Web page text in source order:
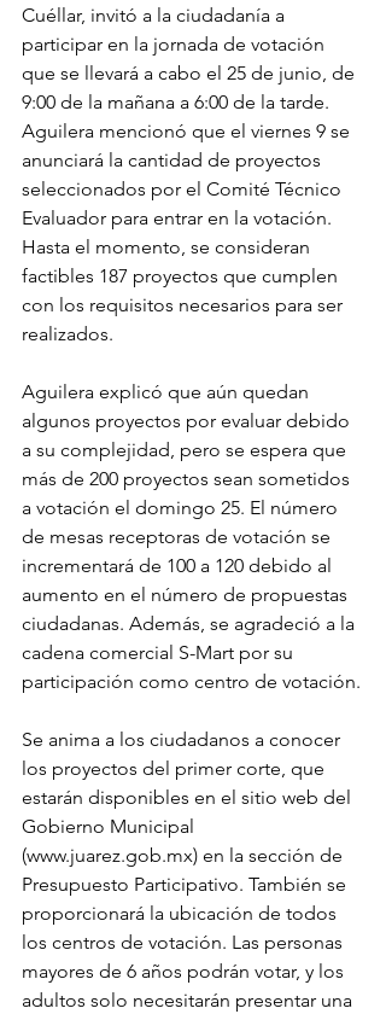
Cuéllar, invitó a la ciudadanía a
participar en la jornada de votación
que se llevará a cabo el 25 de junio, de
9:00 de la mañana a 6:00 de la tarde.
Aguilera mencionó que el viernes 9 se
anunciará la cantidad de proyectos
seleccionados por el Comité Técnico
Evaluador para entrar en la votación.
Hasta el momento, se consideran
factibles 187 proyectos que cumplen
con los requisitos necesarios para ser
realizados.
Aguilera explicó que aún quedan
algunos proyectos por evaluar debido
a su complejidad, pero se espera que
más de 200 proyectos sean sometidos
a votación el domingo 25. El número
de mesas receptoras de votación se
incrementará de 100 a 120 debido al
aumento en el número de propuestas
ciudadanas. Además, se agradeció a la
cadena comercial S-Mart por su
participación como centro de votación.
Se anima a los ciudadanos a conocer
los proyectos del primer corte, que
estarán disponibles en el sitio web del
Gobierno Municipal
(www.juarez.gob.mx) en la sección de
Presupuesto Participativo. También se
proporcionará la ubicación de todos
los centros de votación. Las personas
mayores de 6 años podrán votar, y los
adultos solo necesitarán presentar una